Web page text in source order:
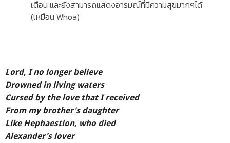
เตือน และยังสามารถแสดงอารมณ์ที่มีความสุขมากๆได้
(เหมือน Whoa)
Lord, I no longer believe
Drowned in living waters
Cursed by the love that I received
From my brother's daughter
Like Hephaestion, who died
Alexander's lover